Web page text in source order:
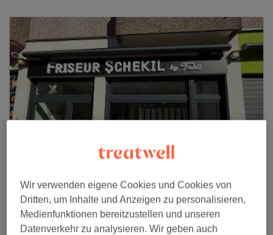
Friseur Schekil
Wir verwenden eigene Cookies und Cookies von
Dritten, um Inhalte und Anzeigen zu personalisieren,
Medienfunktionen bereitzustellen und unseren
Datenverkehr zu analysieren. Wir geben auch